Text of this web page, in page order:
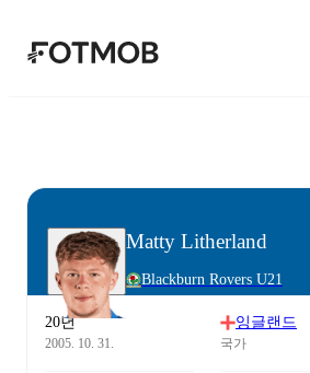
본문으로 건너뛰기
Matty Litherland
Blackburn Rovers U21
20년
2005. 10. 31.
잉글랜드
국가